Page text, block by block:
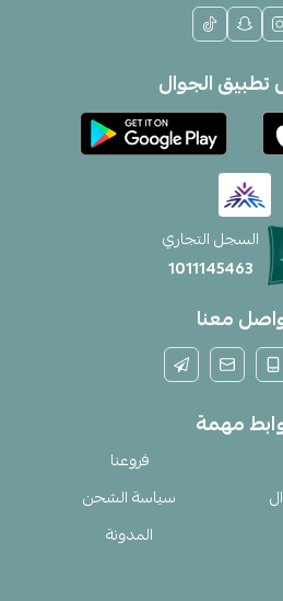
تطبيق الجوال
السجل التجاري
1011145463
معنا
مهمة
فروعنا
سياسة الشحن
المدونة